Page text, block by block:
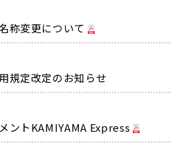
称変更について
規定改定のお知らせ
ントKAMIYAMA Express